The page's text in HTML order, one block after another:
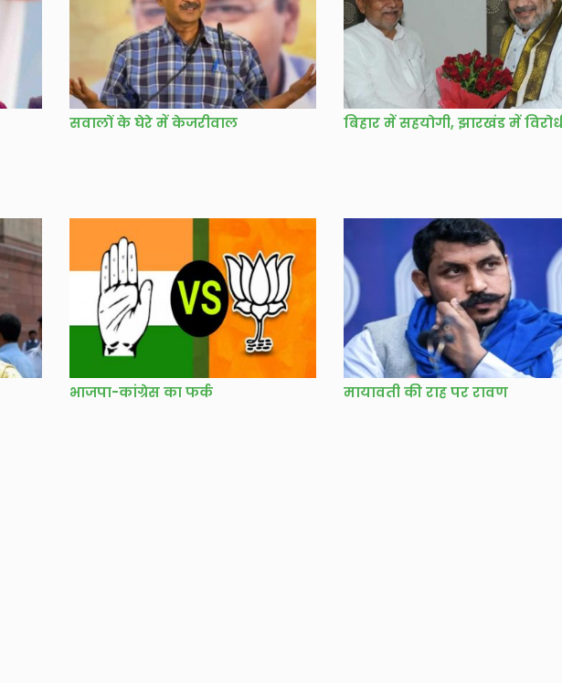
सवालों के घेरे में केजरीवाल बिहार में सहयोगी, झारखंड में
भाजपा-कांग्रेस का फर्क मायावती की राह पर रावण